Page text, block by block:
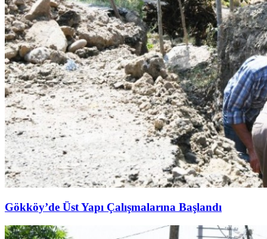
Gökköy’de Üst Yapı Çalışmalarına Başlandı